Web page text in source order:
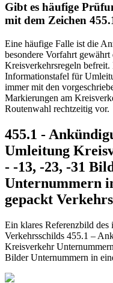
Gibt es häufige
mit dem Zeichen
Eine häufige Falle ist die
besondere Vorfahrt
Kreisverkehrsregeln befreit.
Informationstafel für
immer mit den
Markierungen am
Routenwahl rechtzeitig vor.
455.1 -
Umleitung
- -13, -23, -31
Unternummern
gepackt
Ein klares Referenzbild des
Verkehrsschilds 455.1 –
Kreisverkehr
Bilder Unternummern in